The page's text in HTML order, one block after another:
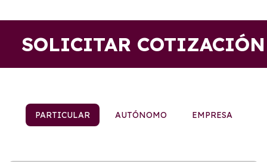
SOLICITAR COTIZACIÓN
PARTICULAR AUTÓNOMO EMPRESA